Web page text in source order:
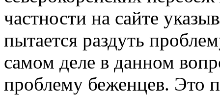
частности на сайте
пытается раздуть
самом деле в данном
проблему беженцев. Это